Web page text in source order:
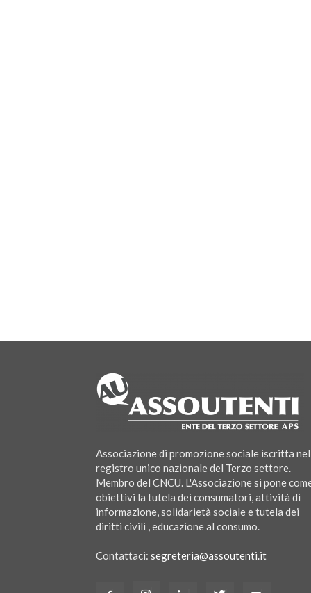
Associazione di promozione sociale iscritta nel
registro unico nazionale del Terzo settore.
Membro del CNCU. L'Associazione si pone
obiettivi la tutela dei consumatori, attività di
informazione, solidarietà sociale e tutela dei
diritti civili , educazione al consumo.
Contattaci: segreteria@assoutenti.it